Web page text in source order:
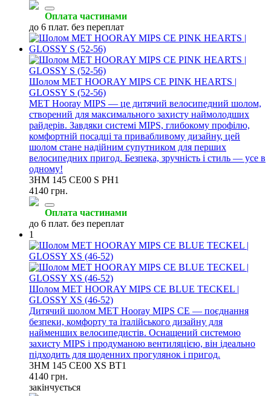
Оплата частинами
до 6 плат. без переплат
Шолом MET HOORAY MIPS CE PINK HEARTS |
GLOSSY S (52-56)
MET Hooray MIPS — це дитячий велосипедний шолом,
створений для максимального захисту наймолодших
райдерів. Завдяки системі MIPS, глибокому профілю,
комфортній посадці та привабливому дизайну, цей
шолом стане надійним супутником для перших
велосипедних пригод. Безпека, зручність і стиль — усе в
одному!
3HM 145 CE00 S PH1
4140 грн.
Оплата частинами
до 6 плат. без переплат
1
Шолом MET HOORAY MIPS CE BLUE TECKEL |
GLOSSY XS (46-52)
Дитячий шолом MET Hooray MIPS CE — поєднання
безпеки, комфорту та італійського дизайну для
найменших велосипедистів. Оснащений системою
захисту MIPS і продуманою вентиляцією, він ідеально
підходить для щоденних прогулянок і пригод.
3HM 145 СE00 XS BT1
4140 грн.
закінчується